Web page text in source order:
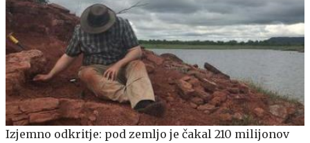
Izjemno odkritje: pod zemljo je čakal 210 milijonov